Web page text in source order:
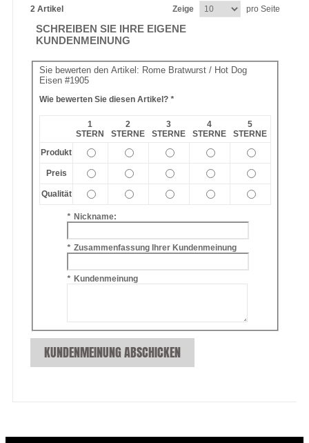
2 Artikel Zeige pro Seite
SCHREIBEN SIE IHRE EIGENE
KUNDENMEINUNG
Sie bewerten den Artikel: Rome Bratwurst / Hot Dog
Eisen #1905
Wie bewerten Sie diesen Artikel? *
1
STERN
2
STERNE
3
STERNE
4
STERNE
5
STERNE
Produkt
Preis
Qualität
* Nickname:
* Zusammenfassung Ihrer Kundenmeinung
* Kundenmeinung
KUNDENMEINUNG ABSCHICKEN